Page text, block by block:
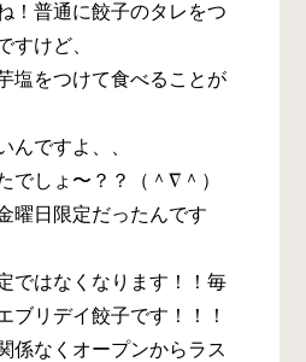
！普通に餃子のタレをつ
すけど、
塩をつけて食べることが
んですよ、、
でしょ〜？？（＾∇＾）
曜日限定だったんです
ではなくなります！！毎
ブリデイ餃子です！！！
係なくオープンからラス